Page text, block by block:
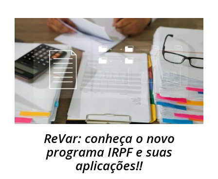
ReVar: conheça o novo
programa IRPF e suas
aplicações!!